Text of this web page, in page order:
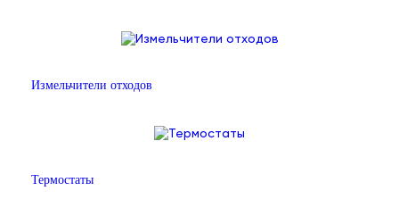
Измельчители отходов
Термостаты